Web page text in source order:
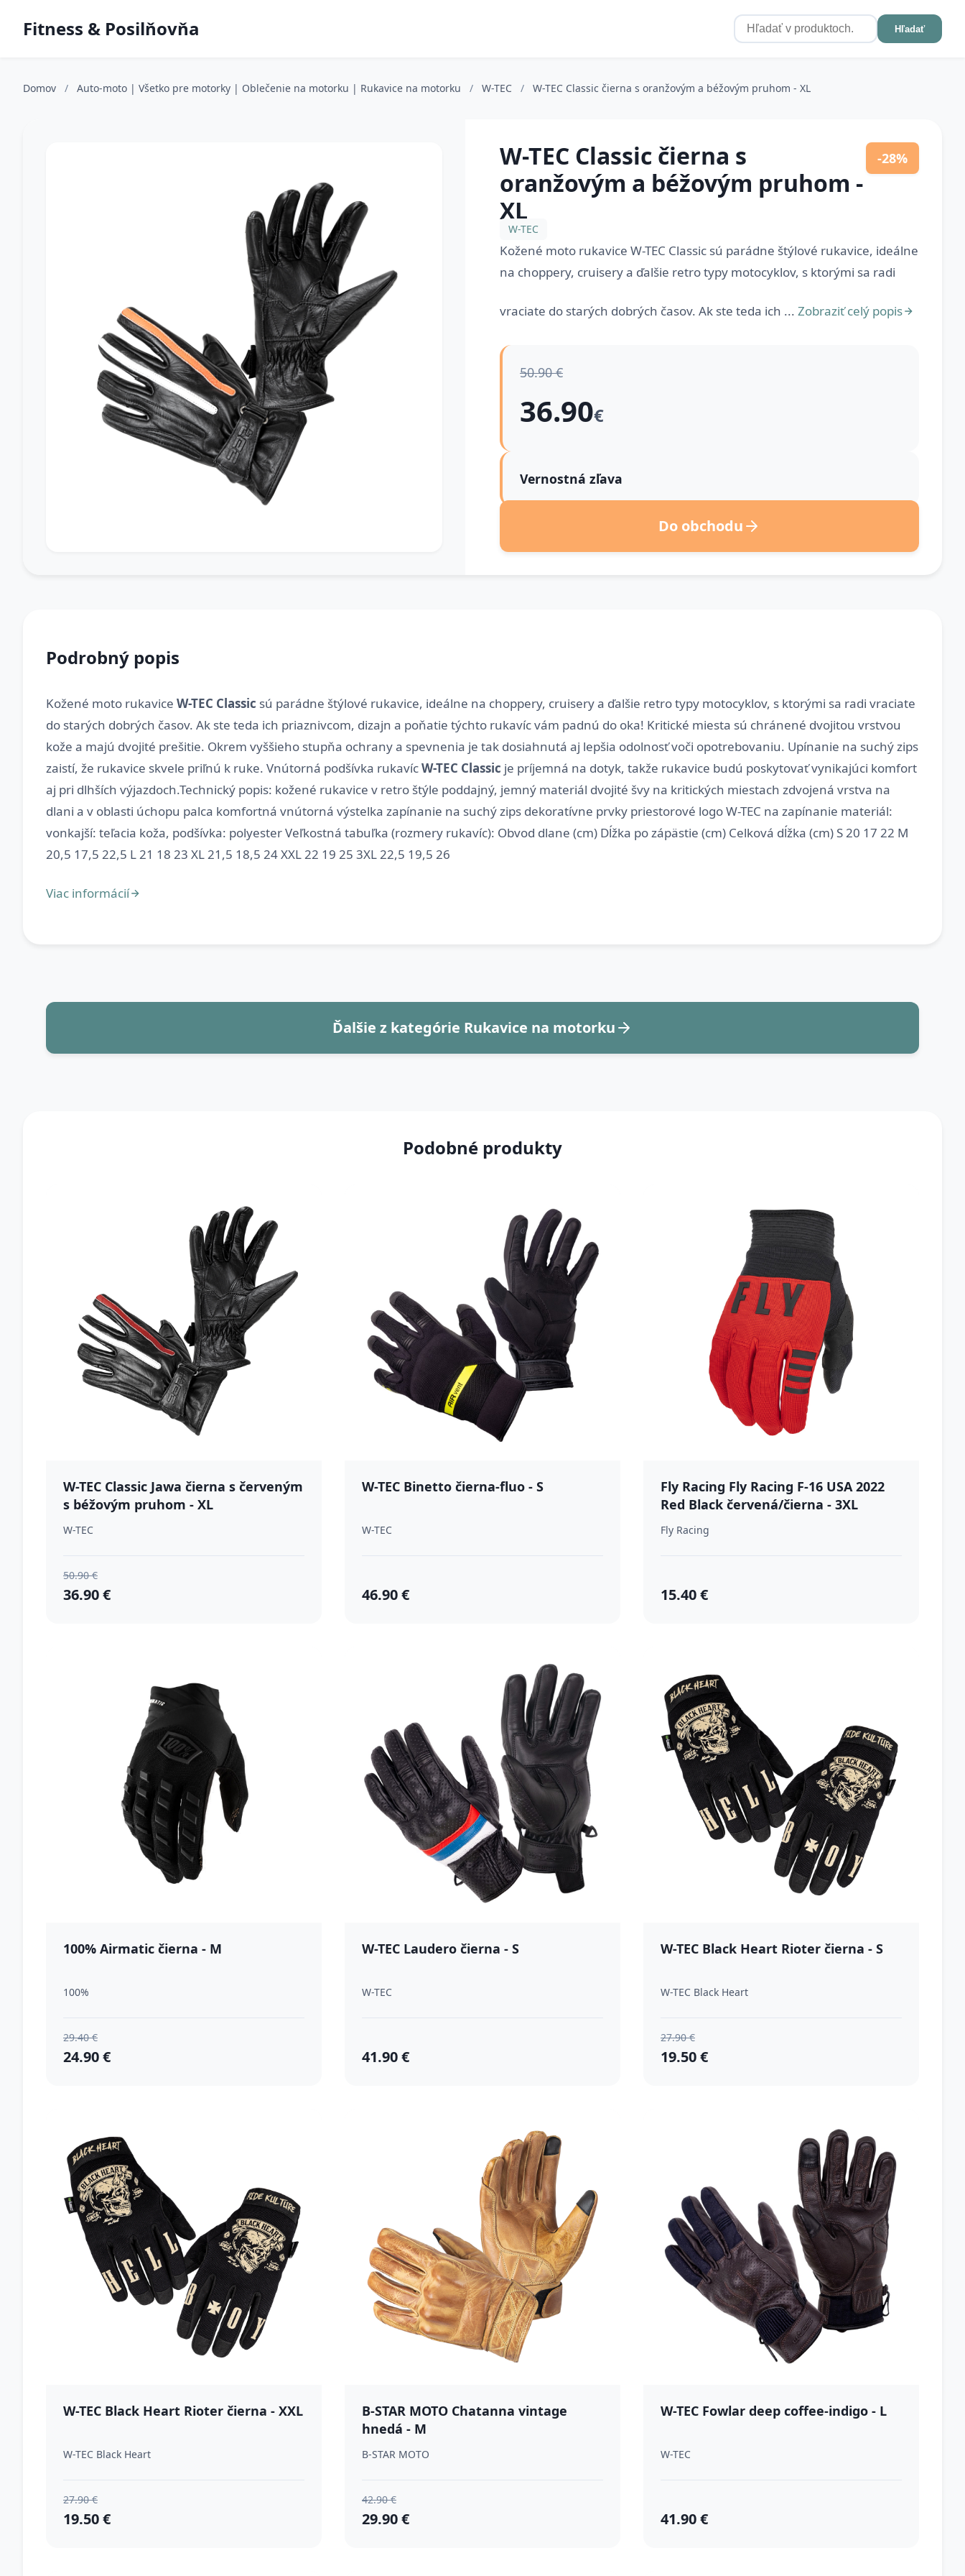
Fitness & Posilňovňa Hľadať
Domov / Auto-moto | Všetko pre motorky | Oblečenie na motorku | Rukavice na motorku / W-TEC / W-TEC Classic čierna s oranžovým a béžovým pruhom - XL
W-TEC Classic čierna s
oranžovým a béžovým pruhom -
XL
-28%
W-TEC
Kožené moto rukavice W-TEC Classic sú parádne štýlové rukavice, ideálne
na choppery, cruisery a ďalšie retro typy motocyklov, s ktorými sa radi
vraciate do starých dobrých časov. Ak ste teda ich ... Zobraziť celý popis
50.90 €
36.90€
Vernostná zľava
Do obchodu
Podrobný popis
Kožené moto rukavice W-TEC Classic sú parádne štýlové rukavice, ideálne na choppery, cruisery a ďalšie retro typy motocyklov, s ktorými sa radi vraciate
do starých dobrých časov. Ak ste teda ich priaznivcom, dizajn a poňatie týchto rukavíc vám padnú do oka! Kritické miesta sú chránené dvojitou vrstvou
kože a majú dvojité prešitie. Okrem vyššieho stupňa ochrany a spevnenia je tak dosiahnutá aj lepšia odolnosť voči opotrebovaniu. Upínanie na suchý zips
zaistí, že rukavice skvele priľnú k ruke. Vnútorná podšívka rukavícW-TEC Classic je príjemná na dotyk, takže rukavice budú poskytovať vynikajúci komfort
aj pri dlhších výjazdoch.Technický popis: kožené rukavice v retro štýle poddajný, jemný materiál dvojité švy na kritických miestach zdvojená vrstva na
dlani a v oblasti úchopu palca komfortná vnútorná výstelka zapínanie na suchý zips dekoratívne prvky priestorové logo W-TEC na zapínanie materiál:
vonkajší: teľacia koža, podšívka: polyester Veľkostná tabuľka (rozmery rukavíc): Obvod dlane (cm) Dĺžka po zápästie (cm) Celková dĺžka (cm) S 20 17 22 M
Ďalšie z kategórie Rukavice na motorku
Podobné produkty
W-TEC Classic Jawa čierna s červeným
s béžovým pruhom - XL
W-TEC
50.90 €
36.90 €
W-TEC Binetto čierna-fluo - S
W-TEC
46.90 €
Fly Racing Fly Racing F-16 USA 2022
Red Black červená/čierna - 3XL
Fly Racing
15.40 €
100% Airmatic čierna - M
100%
29.40 €
24.90 €
W-TEC Laudero čierna - S
W-TEC
41.90 €
W-TEC Black Heart Rioter čierna - S
W-TEC Black Heart
27.90 €
19.50 €
W-TEC Black Heart Rioter čierna - XXL
W-TEC Black Heart
27.90 €
19.50 €
B-STAR MOTO Chatanna vintage
hnedá - M
B-STAR MOTO
42.90 €
29.90 €
W-TEC Fowlar deep coffee-indigo - L
W-TEC
41.90 €